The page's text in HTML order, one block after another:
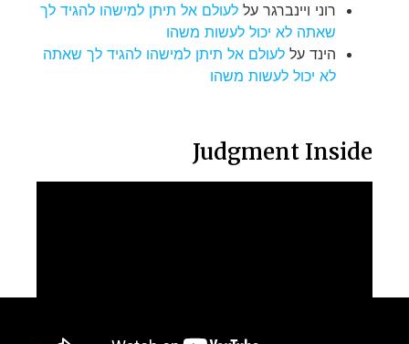
רוני ויינברגר על לעולם אל תיתן למישהו להגיד לך
שאתה לא יכול לעשות משהו
הינד על לעולם אל תיתן למישהו להגיד לך שאתה
לא יכול לעשות משהו
Judgment Inside